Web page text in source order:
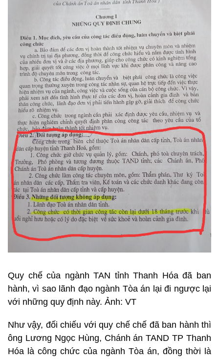
Quy chế của ngành TAN tỉnh Thanh Hóa đã ban
hành, vì sao lãnh đạo ngành Tòa án lại đi ngược lại
với những quy định này. Ảnh: VT
Như vậy, đối chiếu với quy chế chế đã ban hành thì
ông Lương Ngọc Hùng, Chánh án TAND TP Thanh
Hóa là công chức của ngành Tòa án, đồng thời là